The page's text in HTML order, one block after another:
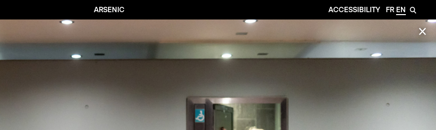
ARSENIC ACCESSIBILITY FR EN 🔎
✕